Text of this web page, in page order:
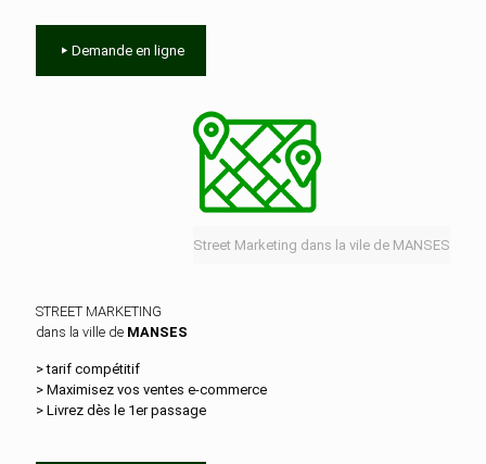
Demande en ligne
Street Marketing dans la vile de MANSES
STREET MARKETING
dans la ville de MANSES
> tarif compétitif
> Maximisez vos ventes e‑commerce
> Livrez dès le 1er passage